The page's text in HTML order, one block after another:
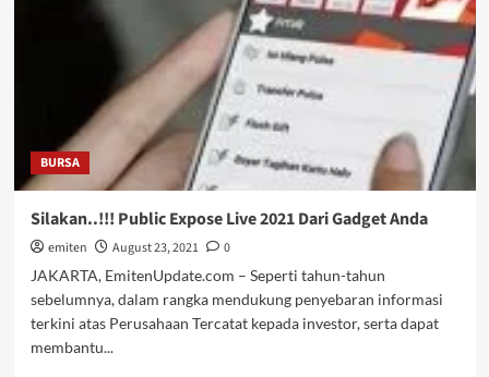
dan
Berdayakan
Naik
Kelas
BURSA
Silakan..!!! Public Expose Live 2021 Dari Gadget Anda
emiten August 23, 2021
0
JAKARTA, EmitenUpdate.com – Seperti tahun-tahun
sebelumnya, dalam rangka mendukung penyebaran informasi
terkini atas Perusahaan Tercatat kepada investor, serta dapat
membantu...